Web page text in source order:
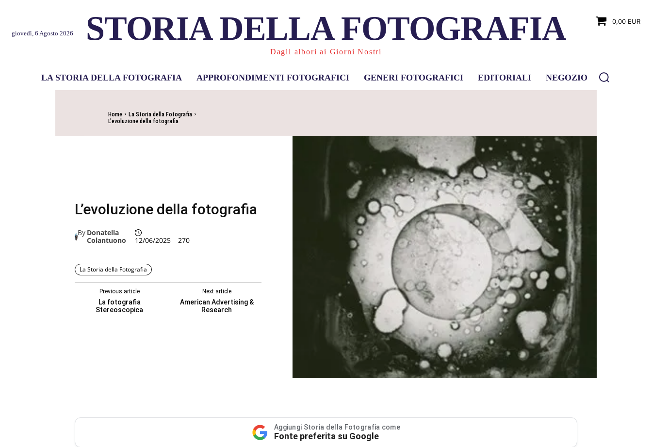
giovedì, 6 Agosto 2026 STORIA DELLA FOTOGRAFIA
Dagli albori ai Giorni Nostri
0,00 EUR
LA STORIA DELLA FOTOGRAFIA APPROFONDIMENTI FOTOGRAFICI GENERI FOTOGRAFICI EDITORIALI NEGOZIO
Home
La Storia della Fotografia
L'evoluzione della fotografia
L’evoluzione della fotografia
By Donatella
Colantuono
12/06/2025 270
La Storia della Fotografia
Previous article
La fotografia
Stereoscopica
Next article
American Advertising &
Research
Aggiungi Storia della Fotografia come
Fonte preferita su Google